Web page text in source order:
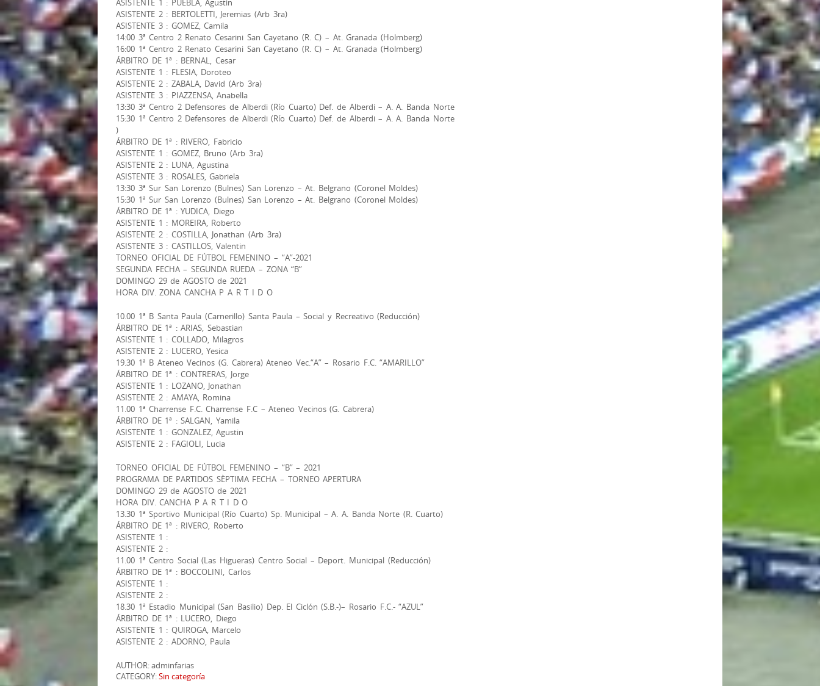
ASISTENTE 1 : PUEBLA, Agustin
ASISTENTE 2 : BERTOLETTI, Jeremias (Arb 3ra)
ASISTENTE 3 : GOMEZ, Camila
14:00 3ª Centro 2 Renato Cesarini San Cayetano (R. C) – At. Granada (Holmberg)
16:00 1ª Centro 2 Renato Cesarini San Cayetano (R. C) – At. Granada (Holmberg)
ÁRBITRO DE 1ª : BERNAL, Cesar
ASISTENTE 1 : FLESIA, Doroteo
ASISTENTE 2 : ZABALA, David (Arb 3ra)
ASISTENTE 3 : PIAZZENSA, Anabella
13:30 3ª Centro 2 Defensores de Alberdi (Río Cuarto) Def. de Alberdi – A. A. Banda Norte
15:30 1ª Centro 2 Defensores de Alberdi (Río Cuarto) Def. de Alberdi – A. A. Banda Norte
)
ÁRBITRO DE 1ª : RIVERO, Fabricio
ASISTENTE 1 : GOMEZ, Bruno (Arb 3ra)
ASISTENTE 2 : LUNA, Agustina
ASISTENTE 3 : ROSALES, Gabriela
13:30 3ª Sur San Lorenzo (Bulnes) San Lorenzo – At. Belgrano (Coronel Moldes)
15:30 1ª Sur San Lorenzo (Bulnes) San Lorenzo – At. Belgrano (Coronel Moldes)
ÁRBITRO DE 1ª : YUDICA, Diego
ASISTENTE 1 : MOREIRA, Roberto
ASISTENTE 2 : COSTILLA, Jonathan (Arb 3ra)
ASISTENTE 3 : CASTILLOS, Valentin
TORNEO OFICIAL DE FÚTBOL FEMENINO – “A”-2021
SEGUNDA FECHA – SEGUNDA RUEDA – ZONA “B”
DOMINGO 29 de AGOSTO de 2021
HORA DIV. ZONA CANCHA P A R T I D O
10.00 1ª B Santa Paula (Carnerillo) Santa Paula – Social y Recreativo (Reducción)
ÁRBITRO DE 1ª : ARIAS, Sebastian
ASISTENTE 1 : COLLADO, Milagros
ASISTENTE 2 : LUCERO, Yesica
19.30 1ª B Ateneo Vecinos (G. Cabrera) Ateneo Vec.“A” – Rosario F.C. “AMARILLO”
ÁRBITRO DE 1ª : CONTRERAS, Jorge
ASISTENTE 1 : LOZANO, Jonathan
ASISTENTE 2 : AMAYA, Romina
11.00 1ª Charrense F.C. Charrense F.C – Ateneo Vecinos (G. Cabrera)
ÁRBITRO DE 1ª : SALGAN, Yamila
ASISTENTE 1 : GONZALEZ, Agustin
ASISTENTE 2 : FAGIOLI, Lucia
TORNEO OFICIAL DE FÚTBOL FEMENINO – “B” – 2021
PROGRAMA DE PARTIDOS SÈPTIMA FECHA – TORNEO APERTURA
DOMINGO 29 de AGOSTO de 2021
HORA DIV. CANCHA P A R T I D O
13.30 1ª Sportivo Municipal (Río Cuarto) Sp. Municipal – A. A. Banda Norte (R. Cuarto)
ÁRBITRO DE 1ª : RIVERO, Roberto
ASISTENTE 1 :
ASISTENTE 2 :
11.00 1ª Centro Social (Las Higueras) Centro Social – Deport. Municipal (Reducción)
ÁRBITRO DE 1ª : BOCCOLINI, Carlos
ASISTENTE 1 :
ASISTENTE 2 :
18.30 1ª Estadio Municipal (San Basilio) Dep. El Ciclón (S.B.-)– Rosario F.C.- “AZUL”
ÁRBITRO DE 1ª : LUCERO, Diego
ASISTENTE 1 : QUIROGA, Marcelo
ASISTENTE 2 : ADORNO, Paula
AUTHOR: adminfarias
CATEGORY:Sin categoría